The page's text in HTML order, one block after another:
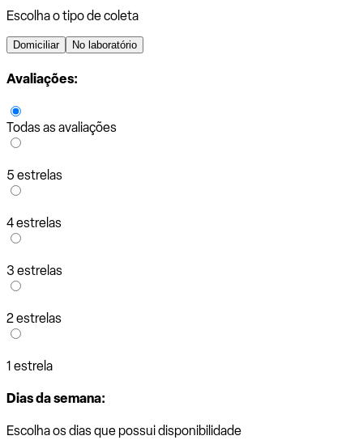
Escolha o tipo de coleta
Domiciliar No laboratório
Avaliações:
Todas as avaliações
5 estrelas
4 estrelas
3 estrelas
2 estrelas
1 estrela
Dias da semana:
Escolha os dias que possui disponibilidade